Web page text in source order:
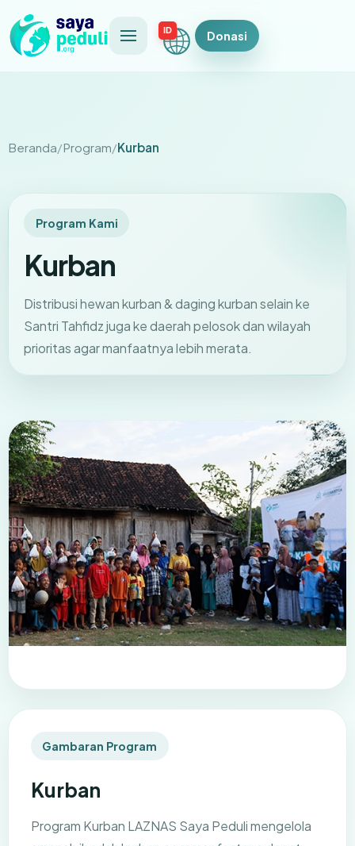
ID Donasi
Beranda Program Kurban
Program Kami
Kurban
Distribusi hewan kurban & daging kurban selain ke
Santri Tahfidz juga ke daerah pelosok dan wilayah
prioritas agar manfaatnya lebih merata.
Gambaran Program
Kurban
Program Kurban LAZNAS Saya Peduli mengelola